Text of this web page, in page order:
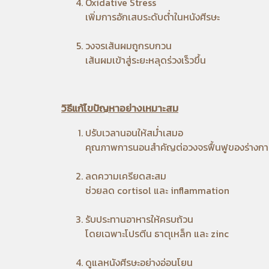
เพิ่มการอักเสบระดับต่ำในหนังศีรษะ
วงจรเส้นผมถูกรบกวน
เส้นผมเข้าสู่ระยะหลุดร่วงเร็วขึ้น
วิธีแก้ไขปัญหาอย่างเหมาะสม
ปรับเวลานอนให้สม่ำเสมอ
คุณภาพการนอนสำคัญต่อวงจรฟื้นฟูของร่างก
ลดความเครียดสะสม
ช่วยลด cortisol และ inflammation
รับประทานอาหารให้ครบถ้วน
โดยเฉพาะโปรตีน ธาตุเหล็ก และ zinc
ดูแลหนังศีรษะอย่างอ่อนโยน